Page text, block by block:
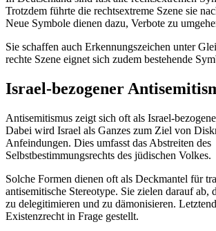
Trotzdem führte die rechtsextreme Szene sie
Neue Symbole dienen dazu, Verbote zu
Sie schaffen auch Erkennungszeichen unter
rechte Szene eignet sich zudem bestehende
Israel-bezogener
Antisemitismus zeigt sich oft als Israel-
Dabei wird Israel als Ganzes zum Ziel von
Anfeindungen. Dies umfasst das Abstreiten des
Selbstbestimmungsrechts des jüdischen Volkes.
Solche Formen dienen oft als Deckmantel für
antisemitische Stereotype. Sie zielen darauf ab,
zu delegitimieren und zu dämonisieren.
Existenzrecht in Frage gestellt.